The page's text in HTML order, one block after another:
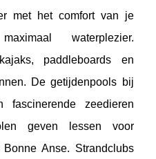
met het comfort van je
waterplezier.
paddleboards en
De getijdenpools bij
zeedieren
geven lessen voor
Anse. Strandclubs